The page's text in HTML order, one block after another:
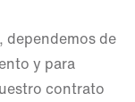
dependemos de
y para
contrato